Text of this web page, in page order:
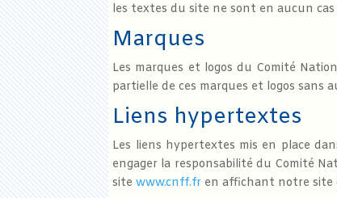
les textes du site ne sont en aucun
Marques
Les marques et logos du Comité
partielle de ces marques et logos sans
Liens hypertextes
Les liens hypertextes mis en place
engager la responsabilité du Comité
site www.cnff.fr en affichant notre site